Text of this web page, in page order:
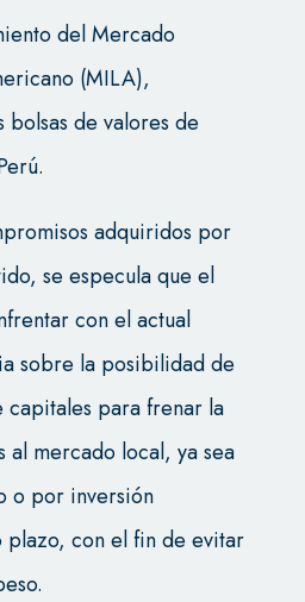
del Mercado
(MILA),
de valores de
adquiridos por
se especula que el
con el actual
sobre la posibilidad de
para frenar la
al mercado local, ya sea
o por inversión
con el fin de evitar